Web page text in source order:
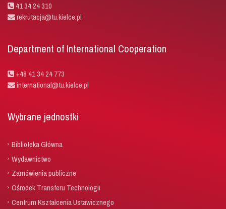
41 34 24 310
rekrutacja@tu.kielce.pl
Department of International Cooperation
+48 41 34 24 773
international@tu.kielce.pl
Wybrane jednostki
Biblioteka Główna
Wydawnictwo
Zamówienia publiczne
Ośrodek Transferu Technologii
Centrum Kształcenia Ustawicznego